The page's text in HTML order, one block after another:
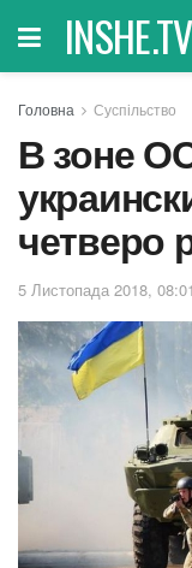
INSHE.TV
Головна Суспільство
В зоне
четверо
5 Листопада 2018, 08:01